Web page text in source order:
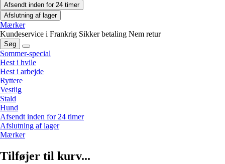
Afsendt inden for 24 timer
Afslutning af lager
Mærker
Kundeservice i Frankrig Sikker betaling Nem retur
Søg
Sommer-special
Hest i hvile
Hest i arbejde
Ryttere
Vestlig
Stald
Hund
Afsendt inden for 24 timer
Afslutning af lager
Mærker
Tilføjer til kurv...